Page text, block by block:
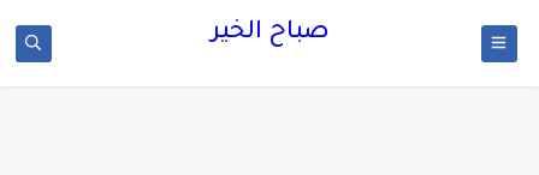
صباح الخير